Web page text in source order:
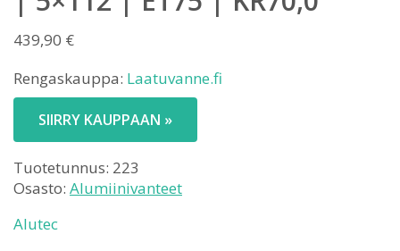
439,90 €
Rengaskauppa: Laatuvanne.fi
SIIRRY KAUPPAAN »
Tuotetunnus: 223
Osasto: Alumiinivanteet
Alutec